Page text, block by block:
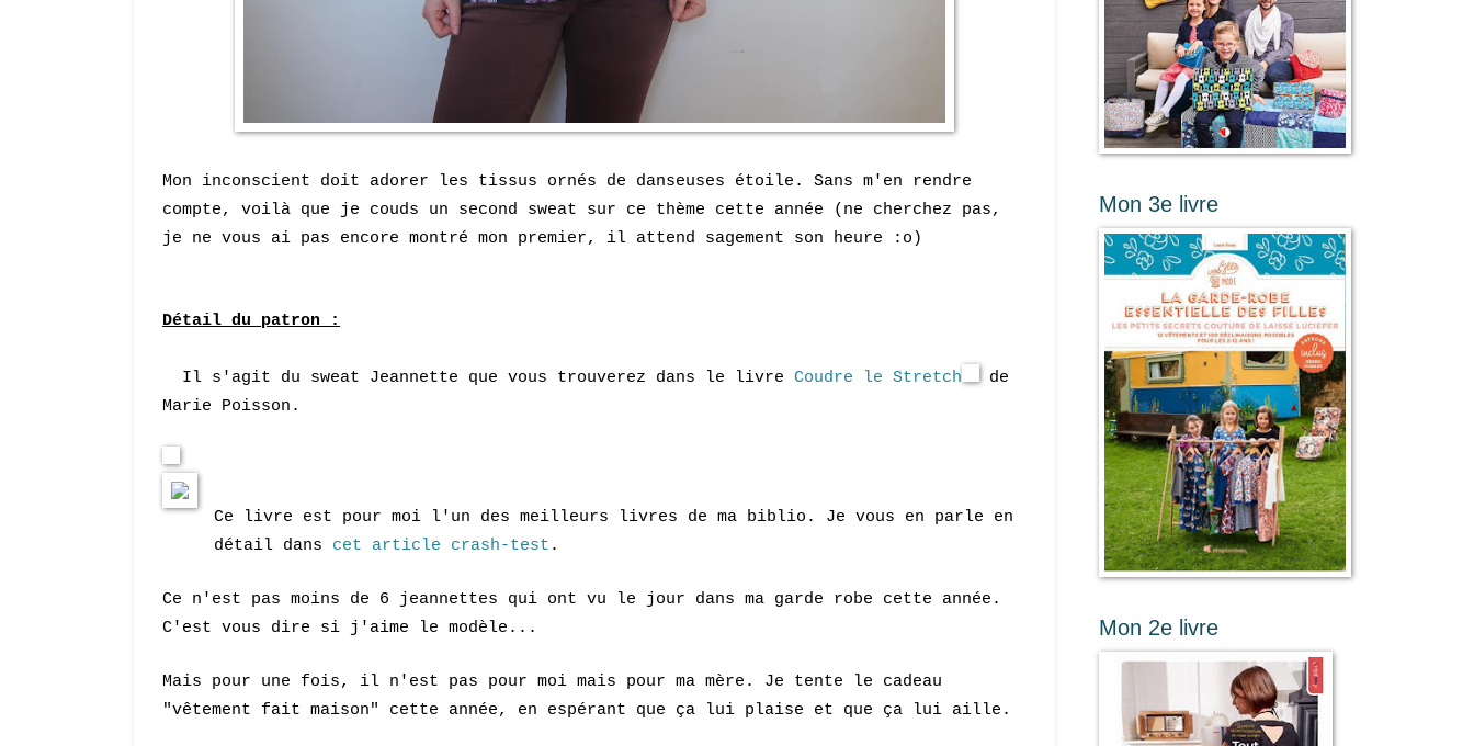
Mon inconscient doit adorer les tissus ornés de danseuses étoile. Sans m'en rendre
compte, voilà que je couds un second sweat sur ce thème cette année (ne cherchez pas,
je ne vous ai pas encore montré mon premier, il attend sagement son heure :o)
Détail du patron :
Il s'agit du sweat Jeannette que vous trouverez dans le livre Coudre le Stretch
de
Marie Poisson.
Ce livre est pour moi l'un des meilleurs livres de ma biblio. Je vous en parle en
détail dans cet article crash-test .
Ce n'est pas moins de 6 jeannettes qui ont vu le jour dans ma garde robe cette année.
C'est vous dire si j'aime le modèle...
Mais pour une fois, il n'est pas pour moi mais pour ma mère. Je tente le cadeau
"vêtement fait maison" cette année, en espérant que ça lui plaise et que ça lui aille.
Mon 3e livre
Mon 2e livre